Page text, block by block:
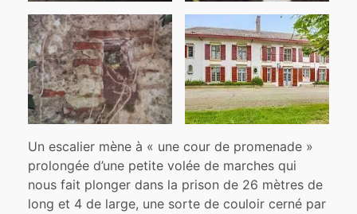
Un escalier mène à « une cour de promenade »
prolongée d’une petite volée de marches qui
nous fait plonger dans la prison de 26 mètres de
long et 4 de large, une sorte de couloir cerné par